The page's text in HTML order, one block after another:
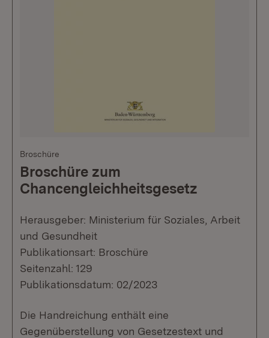
Broschüre
Broschüre zum
Chancengleichheitsgesetz
Herausgeber: Ministerium für Soziales, Arbeit
und Gesundheit
Publikationsart: Broschüre
Seitenzahl: 129
Publikationsdatum: 02/2023
Die Handreichung enthält eine
Gegenüberstellung von Gesetzestext und